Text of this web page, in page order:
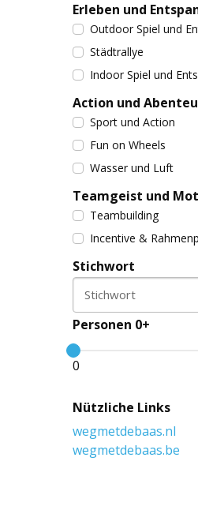
Erleben und
Outdoor Spiel und
Städtrallye
Indoor Spiel und
Action und
Sport und Action
Fun on Wheels
Wasser und Luft
Teamgeist und
Teambuilding
Incentive &
Stichwort
Stichwort
Personen 0+
0
Nützliche Links
wegmetdebaas.nl
wegmetdebaas.be